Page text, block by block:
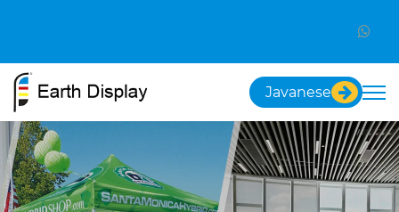
Javanese